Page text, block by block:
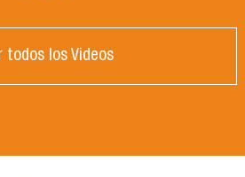
todos los Videos